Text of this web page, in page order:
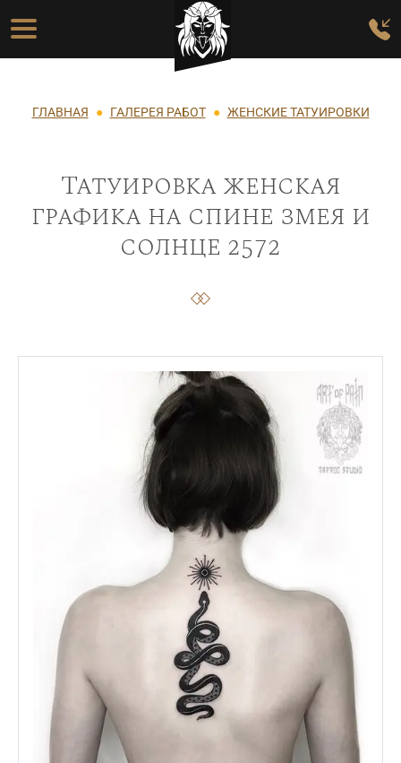
Перейти к основному содержанию
Основная навигация
Строка навигации
ГЛАВНАЯ ГАЛЕРЕЯ РАБОТ ЖЕНСКИЕ ТАТУИРОВКИ
Татуировка женская
графика на спине змея и
солнце 2572